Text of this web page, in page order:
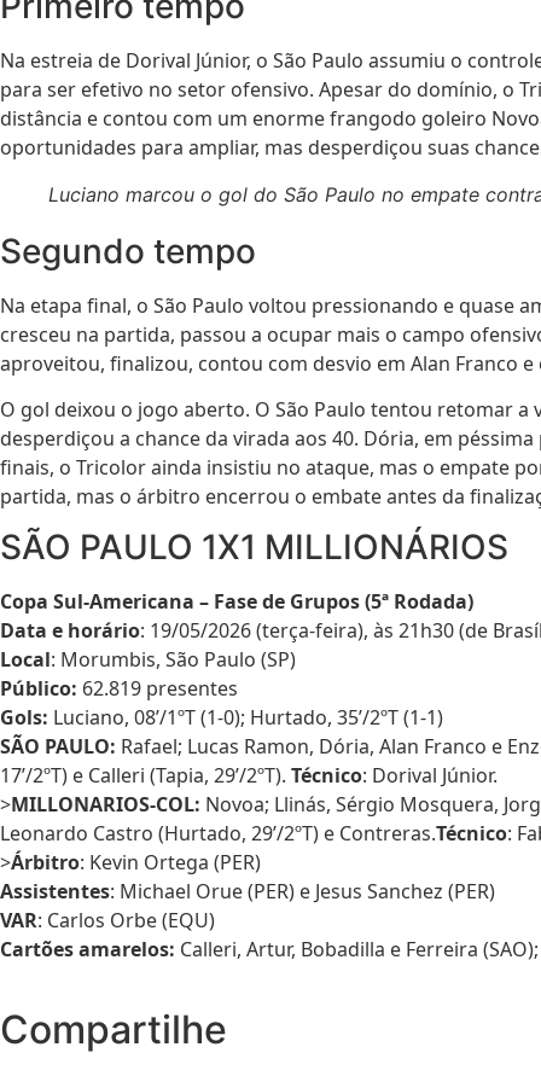
Na estreia de Dorival Júnior, o São Paulo assumiu o
para ser efetivo no setor ofensivo. Apesar do domínio, o
distância e contou com um enorme frangodo goleiro
oportunidades para ampliar, mas desperdiçou suas
Luciano marcou o gol do São Paulo no empate
Segundo tempo
Na etapa final, o São Paulo voltou pressionando e quase
cresceu na partida, passou a ocupar mais o campo
aproveitou, finalizou, contou com desvio em Alan Franco
O gol deixou o jogo aberto. O São Paulo tentou retomar
desperdiçou a chance da virada aos 40. Dória, em
finais, o Tricolor ainda insistiu no ataque, mas o empate
partida, mas o árbitro encerrou o embate antes da
SÃO PAULO 1X1 MILLIONÁRIOS
Copa Sul-Americana – Fase de Grupos (5ª Rodada)
Data e horário: 19/05/2026 (terça-feira), às 21h30 (de
Local: Morumbis, São Paulo (SP)
Público: 62.819 presentes
Gols: Luciano, 08’/1ºT (1-0); Hurtado, 35’/2ºT (1-1)
SÃO PAULO: Rafael; Lucas Ramon, Dória, Alan Franco e
17’/2ºT) e Calleri (Tapia, 29’/2ºT). Técnico: Dorival Júnior.
>MILLONARIOS-COL: Novoa; Llinás, Sérgio Mosquera,
Leonardo Castro (Hurtado, 29’/2ºT) e Contreras.Técnico:
>Árbitro: Kevin Ortega (PER)
Assistentes: Michael Orue (PER) e Jesus Sanchez (PER)
VAR: Carlos Orbe (EQU)
Cartões amarelos: Calleri, Artur, Bobadilla e Ferreira
Compartilhe